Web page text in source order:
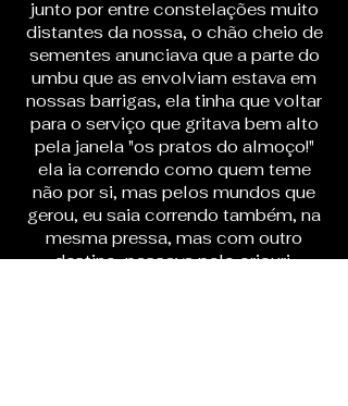
junto por entre constelações muito
distantes da nossa, o chão cheio de
sementes anunciava que a parte do
umbu que as envolviam estava em
nossas barrigas, ela tinha que voltar
para o serviço que gritava bem alto
pela janela "os pratos do almoço!"
ela ia correndo como quem teme
não por si, mas pelos mundos que
gerou, eu saia correndo também, na
mesma pressa, mas com outro
destino, passava pelo oricuri,